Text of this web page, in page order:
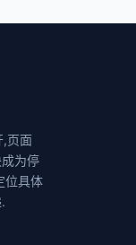
,页面
为停
位具体